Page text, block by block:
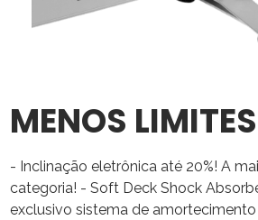
MENOS LIMITES
- Inclinação eletrônica até 20%! A
categoria! - Soft Deck Shock
exclusivo sistema de